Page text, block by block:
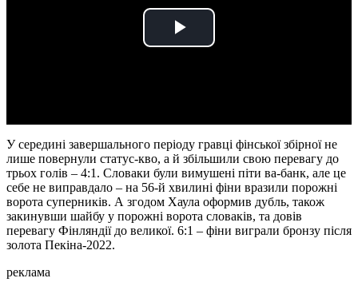
Play
У середині завершального періоду гравці фінської збірної не
лише повернули статус-кво, а й збільшили свою перевагу до
трьох голів – 4:1. Словаки були вимушені піти ва-банк, але це
себе не виправдало – на 56-й хвилині фіни вразили порожні
ворота суперників. А згодом Хаула оформив дубль, також
закинувши шайбу у порожні ворота словаків, та довів
перевагу Фінляндії до великої. 6:1 – фіни виграли бронзу після
золота Пекіна-2022.
реклама